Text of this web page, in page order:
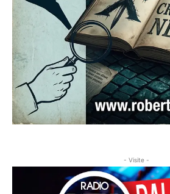
- Visite -